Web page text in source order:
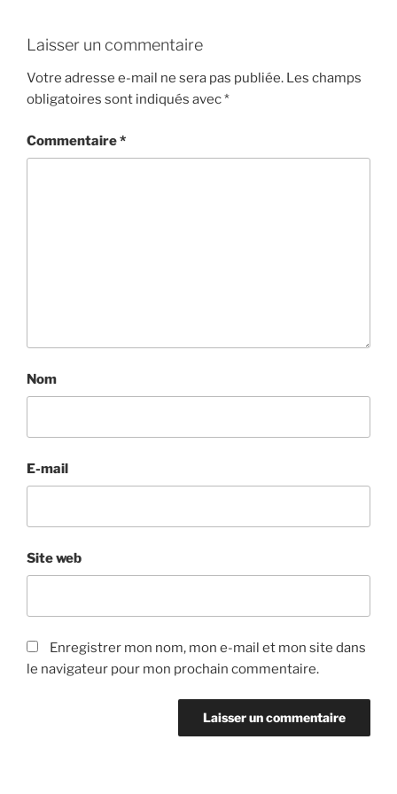
Laisser un commentaire
Votre adresse e-mail ne sera pas publiée. Les champs
obligatoires sont indiqués avec*
Commentaire*
Nom
E-mail
Site web
Enregistrer mon nom, mon e-mail et mon site dans
le navigateur pour mon prochain commentaire.